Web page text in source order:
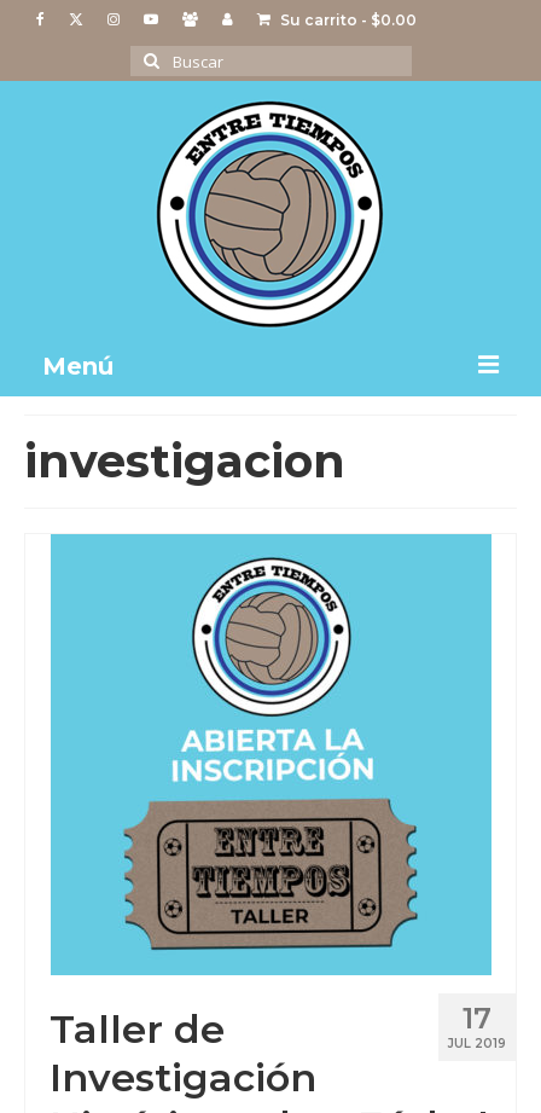
Su carrito - $0.00
Buscar
por:
Menú
Actividades
Imágenes
investigacion
17
JUL 2019
Taller de
Investigación